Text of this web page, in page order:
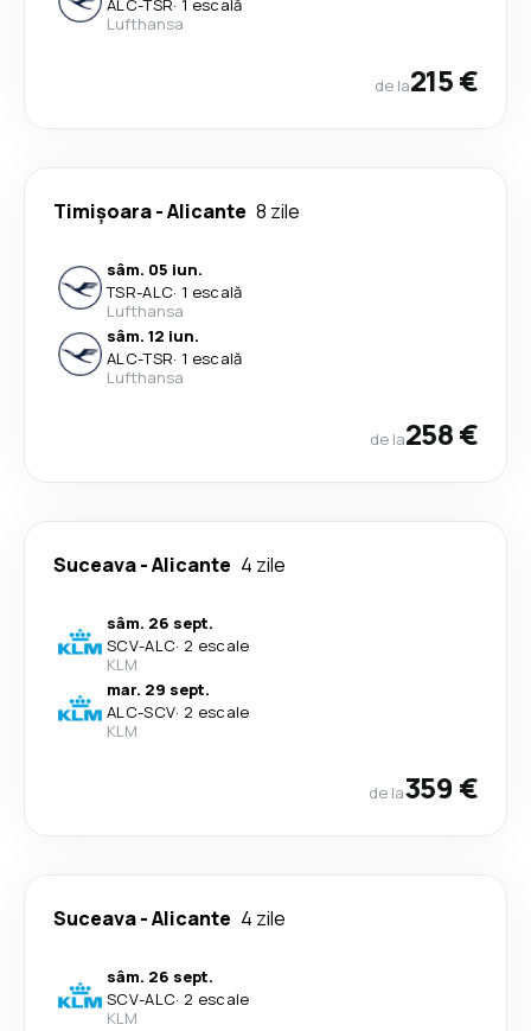
ALC-TSR· 1 escală
Lufthansa
de la215 €
Timișoara-Alicante 8 zile
sâm. 05 iun.
TSR-ALC· 1 escală
Lufthansa
sâm. 12 iun.
ALC-TSR· 1 escală
Lufthansa
de la258 €
Suceava-Alicante 4 zile
sâm. 26 sept.
SCV-ALC· 2 escale
KLM
mar. 29 sept.
ALC-SCV· 2 escale
KLM
de la359 €
Suceava-Alicante 4 zile
sâm. 26 sept.
SCV-ALC· 2 escale
KLM